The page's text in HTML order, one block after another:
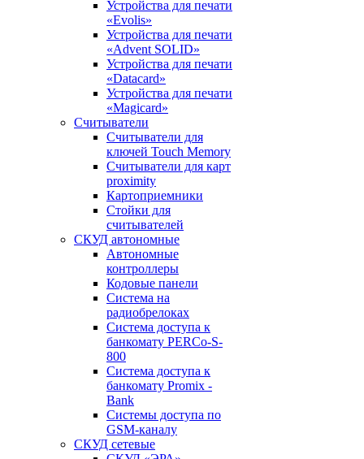
Устройства для печати
«Evolis»
Устройства для печати
«Advent SOLID»
Устройства для печати
«Datacard»
Устройства для печати
«Magicard»
Считыватели
Считыватели для
ключей Touch Memory
Считыватели для карт
proximity
Картоприемники
Стойки для
считывателей
СКУД автономные
Автономные
контроллеры
Кодовые панели
Система на
радиобрелоках
Система доступа к
банкомату PERCo-S-
800
Система доступа к
банкомату Promix -
Bank
Системы доступа по
GSM-каналу
СКУД сетевые